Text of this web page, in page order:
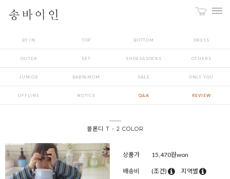
BY IN TOP BOTTOM DRESS
OUTER SET SHOES&SOCKS OTHERS
JUNIOR BABY&MOM SALE ONLY YOU
OFFLINE NOTICE Q&A REVIEW
블론디 T - 2 COLOR
상품가 15,470원won
배송비 (조건) 지역별